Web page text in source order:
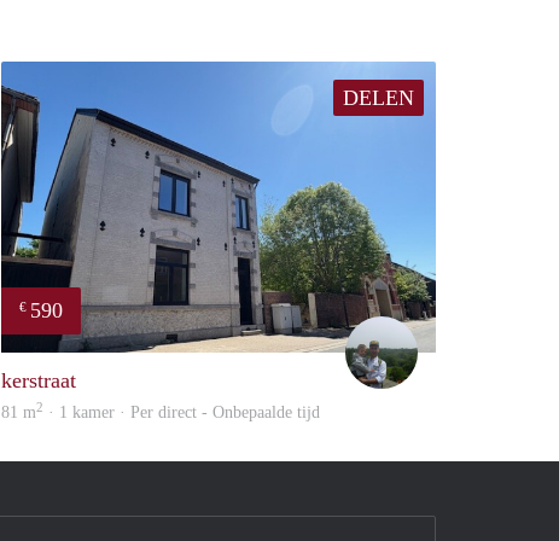
DELEN
€ 590
Erwin Vossen
kerstraat
81 m2 · 1 kamer · Per direct - Onbepaalde tijd